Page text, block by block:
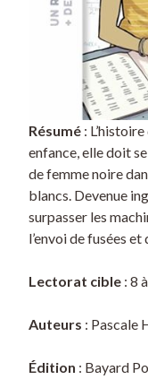
Résumé :
enfance, elle doit
de femme noire
blancs. Devenue
surpasser les
l’envoi de fusées et
Lectorat cible : 8
Auteurs : Pascale
Édition : Bayard